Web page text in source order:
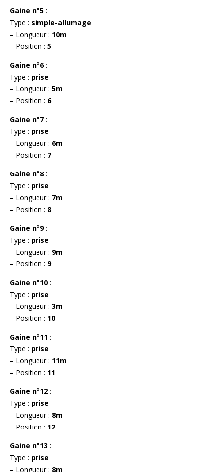
Gaine n°5 :
Type : simple-allumage
– Longueur : 10m
– Position : 5
Gaine n°6:
Type : prise
– Longueur : 5m
– Position : 6
Gaine n°7 :
Type : prise
– Longueur : 6m
– Position : 7
Gaine n°8 :
Type : prise
– Longueur : 7m
– Position : 8
Gaine n°9:
Type : prise
– Longueur : 9m
– Position : 9
Gaine n°10 :
Type : prise
– Longueur : 3m
– Position : 10
Gaine n°11 :
Type : prise
– Longueur : 11m
– Position : 11
Gaine n°12 :
Type : prise
– Longueur : 8m
– Position : 12
Gaine n°13 :
Type : prise
– Longueur : 8m